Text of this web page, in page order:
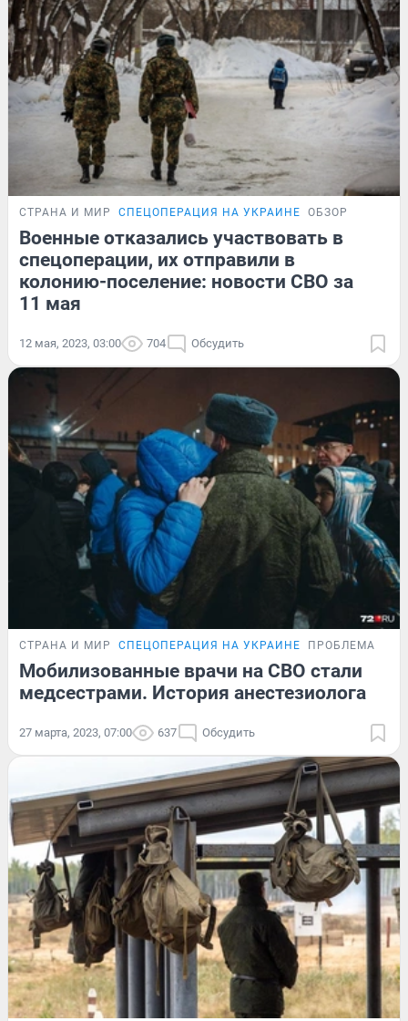
СТРАНА И МИР СПЕЦОПЕРАЦИЯ НА УКРАИНЕ ОБЗОР
Военные отказались участвовать в
спецоперации, их отправили в
колонию-поселение: новости СВО за
11 мая
12 мая, 2023, 03:00 704 Обсудить
СТРАНА И МИР СПЕЦОПЕРАЦИЯ НА УКРАИНЕ ПРОБЛЕМА
Мобилизованные врачи на СВО стали
медсестрами. История анестезиолога
27 марта, 2023, 07:00 637 Обсудить